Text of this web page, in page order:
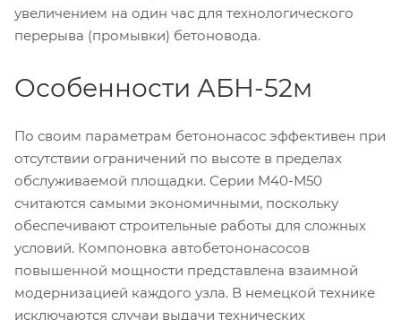
увеличением на один час для технологического
перерыва (промывки) бетоновода.
Особенности АБН-52м
По своим параметрам бетононасос эффективен при
отсутствии ограничений по высоте в пределах
обслуживаемой площадки. Серии М40-М50
считаются самыми экономичными, поскольку
обеспечивают строительные работы для сложных
условий. Компоновка автобетононасосов
повышенной мощности представлена взаимной
модернизацией каждого узла. В немецкой технике
исключаются случаи выдачи технических